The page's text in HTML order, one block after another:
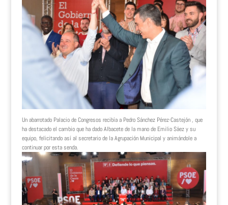
Un abarrotado Palacio de Congresos recibía a Pedro Sánchez Pérez-Castejón , que
ha destacado el cambio que ha dado Albacete de la mano de Emilio Sáez y su
equipo, felicitando así al secretario de la Agrupación Municipal y animándole a
continuar por esta senda.